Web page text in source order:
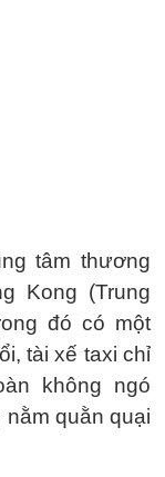
tâm thương
Kong (Trung
đó có một
tài xế taxi chỉ
không ngó
quằn quại